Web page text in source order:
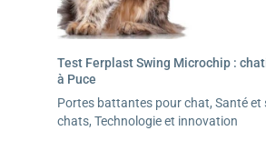
Test Ferplast Swing Microchip :
à Puce
Portes battantes pour chat, Santé et
chats, Technologie et innovation